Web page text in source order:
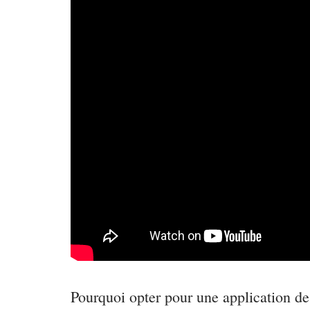
Pourquoi opter pour une application